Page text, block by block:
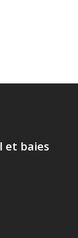
et baies